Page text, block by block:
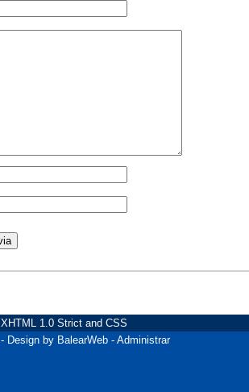
XHTML 1.0 Strict and CSS
- Design by BalearWeb - Administrar